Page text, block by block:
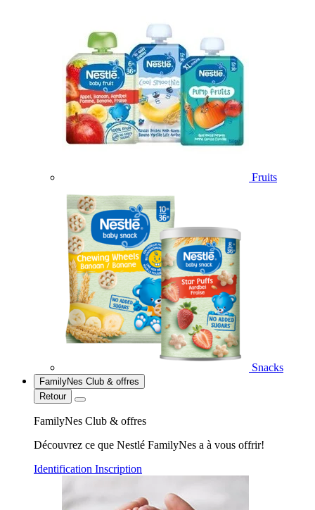
Fruits
Snacks
FamilyNes Club & offres
Retour
FamilyNes Club & offres
Découvrez ce que Nestlé FamilyNes a à vous offrir!
Identification Inscription